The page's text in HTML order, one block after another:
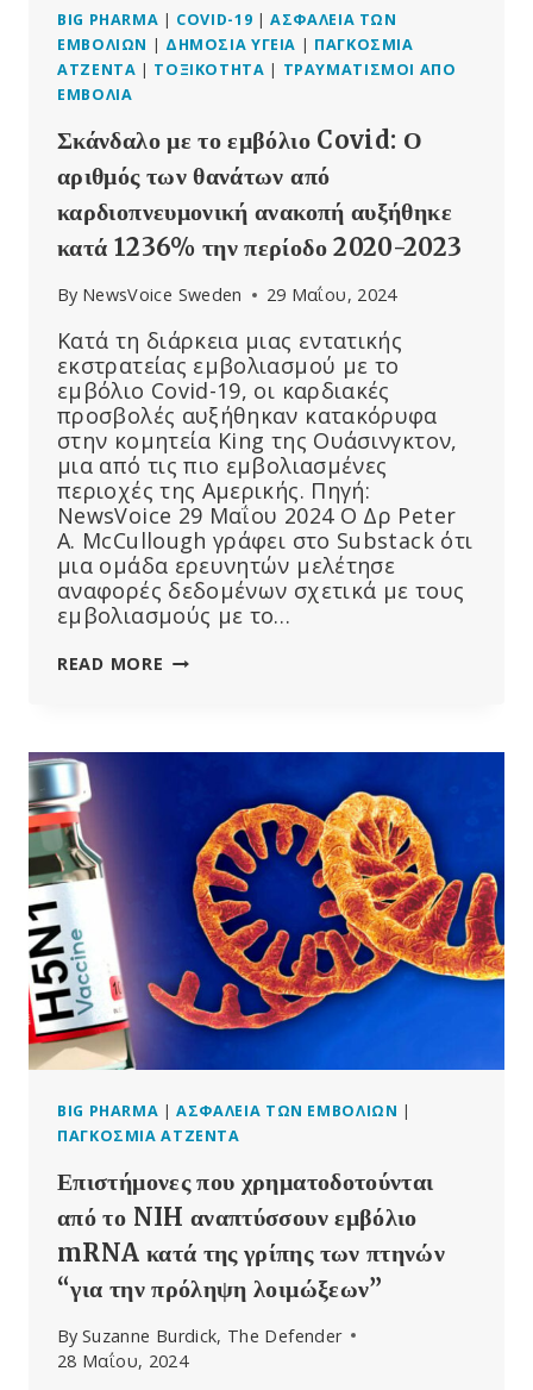
BIG PHARMA | COVID-19 |ΑΣΦΆΛΕΙΑ ΤΩΝ
ΕΜΒΟΛΊΩΝ | ΔΗΜΌΣΙΑ ΥΓΕΊΑ | ΠΑΓΚΌΣΜΙΑ
ΑΤΖΈΝΤΑ | ΤΟΞΙΚΌΤΗΤΑ | ΤΡΑΥΜΑΤΙΣΜΟΊ ΑΠΌ
ΕΜΒΌΛΙΑ
Σκάνδαλο με το εμβόλιο Covid: Ο
αριθμός των θανάτων από
καρδιοπνευμονική ανακοπή αυξήθηκε
κατά 1236% την περίοδο 2020-2023
By NewsVoice Sweden 29 Μαΐου, 2024
Κατά τη διάρκεια μιας εντατικής
εκστρατείας εμβολιασμού με το
εμβόλιο Covid-19, οι καρδιακές
προσβολές αυξήθηκαν κατακόρυφα
στην κομητεία King της Ουάσινγκτον,
μια από τις πιο εμβολιασμένες
περιοχές της Αμερικής. Πηγή:
NewsVoice 29 Μαΐου 2024 Ο Δρ Peter
A. McCullough γράφει στο Substack ότι
μια ομάδα ερευνητών μελέτησε
αναφορές δεδομένων σχετικά με τους
εμβολιασμούς με το…
READ MORE ΣΚΆΝΔΑΛΟ
ΑΡΙΘΜΌΣ
ΤΩΝ
ΘΑΝΆΤΩΝ
ΑΠΌ
ΚΑΡΔΙΟΠΝΕΥΜΟΝΙΚΉ
ΑΝΑΚΟΠΉ
ΑΥΞΉΘΗΚΕ
ΚΑΤΆ
1236%
ΤΗΝ
2023
BIG PHARMA |ΑΣΦΆΛΕΙΑ ΤΩΝ ΕΜΒΟΛΊΩΝ |
ΠΑΓΚΌΣΜΙΑ ΑΤΖΈΝΤΑ
Επιστήμονες που χρηματοδοτούνται
από το NIH αναπτύσσουν εμβόλιο
mRNA κατά της γρίπης των πτηνών
“για την πρόληψη λοιμώξεων”
By Suzanne Burdick, The Defender
28 Μαΐου, 2024